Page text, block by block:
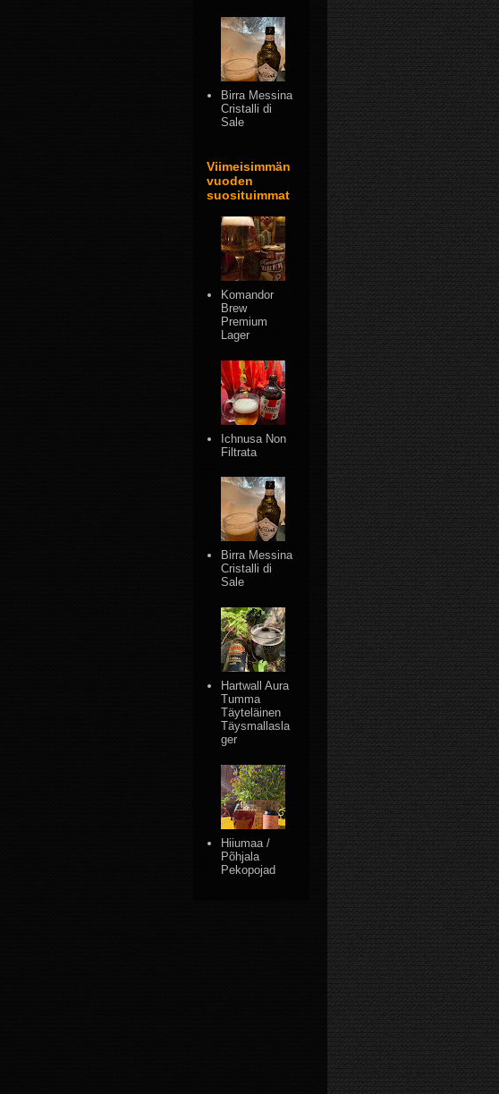
Birra Messina
Cristalli di
Sale
Viimeisimmän
vuoden
suosituimmat
Komandor
Brew
Premium
Lager
Ichnusa Non
Filtrata
Birra Messina
Cristalli di
Sale
Hartwall Aura
Tumma
Täyteläinen
Täysmallasla
ger
Hiiumaa /
Põhjala
Pekopojad